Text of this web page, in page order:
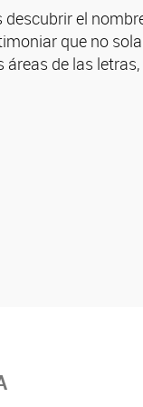
el
que no
de las